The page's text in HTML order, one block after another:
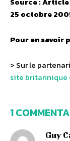
25 octobre
Pour en savoir
> Sur le
site britannique
1
Guy